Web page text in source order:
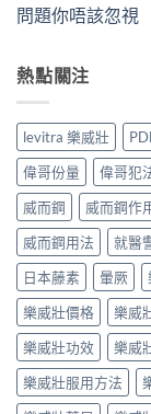
問題你唔該忽視
熱點關注
levitra 樂威壯
偉哥份量
偉哥犯
威而鋼
威而鋼作
威而鋼用法
就醫
日本藤素
暈厥
樂威壯價格
樂威
樂威壯功效
樂威
樂威壯服用方法